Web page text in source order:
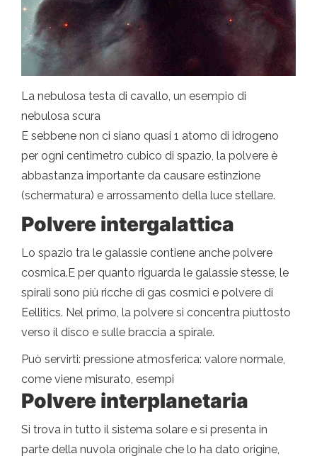
La nebulosa testa di cavallo, un esempio di
nebulosa scura
E sebbene non ci siano quasi 1 atomo di idrogeno
per ogni centimetro cubico di spazio, la polvere è
abbastanza importante da causare estinzione
(schermatura) e arrossamento della luce stellare.
Polvere intergalattica
Lo spazio tra le galassie contiene anche polvere
cosmica.E per quanto riguarda le galassie stesse, le
spirali sono più ricche di gas cosmici e polvere di
Eellitics. Nel primo, la polvere si concentra piuttosto
verso il disco e sulle braccia a spirale.
Può servirti: pressione atmosferica: valore normale,
come viene misurato, esempi
Polvere interplanetaria
Si trova in tutto il sistema solare e si presenta in
parte della nuvola originale che lo ha dato origine,